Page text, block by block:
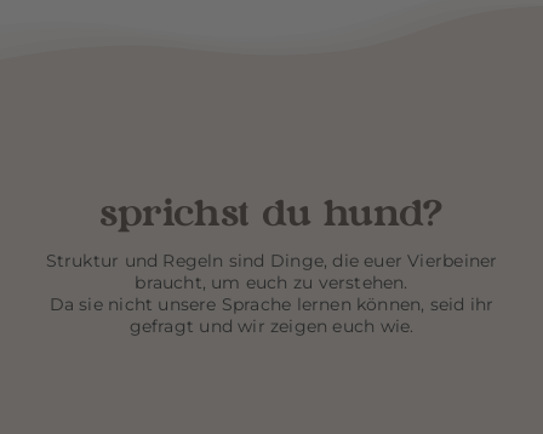
sprichst du hund?
Struktur und Regeln sind Dinge, die euer Vierbeiner
braucht, um euch zu verstehen.
Da sie nicht unsere Sprache lernen können, seid ihr
gefragt und wir zeigen euch wie.